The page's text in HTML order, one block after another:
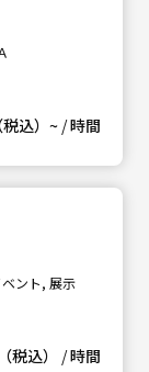
込）~ /時間
ント, 展示
税込） /時間